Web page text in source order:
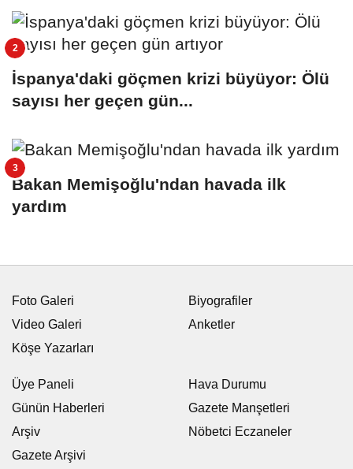
İspanya'daki göçmen krizi büyüyor: Ölü
sayısı her geçen gün...
Bakan Memişoğlu'ndan havada ilk
yardım
Foto Galeri
Video Galeri
Köşe Yazarları
Biyografiler
Anketler
Üye Paneli
Günün Haberleri
Arşiv
Gazete Arşivi
Hava Durumu
Gazete Manşetleri
Nöbetci Eczaneler